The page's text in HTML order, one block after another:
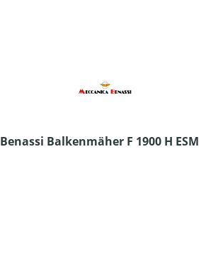
Benassi Balkenmäher F 1900 H ESM